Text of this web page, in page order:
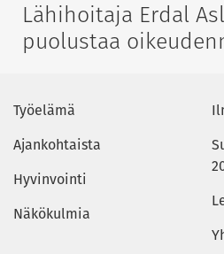
Lähihoitaja Erdal
puolustaa
Työelämä
Ajankohtaista
Hyvinvointi
Näkökulmia